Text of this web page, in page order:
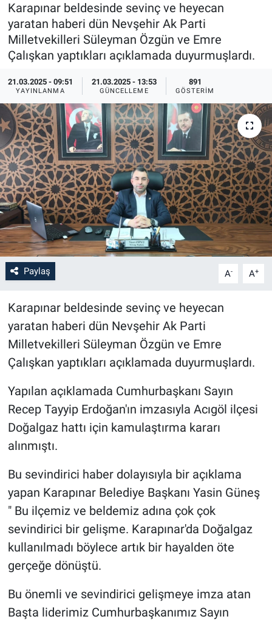
Karapınar beldesinde sevinç ve heyecan
yaratan haberi dün Nevşehir Ak Parti
Milletvekilleri Süleyman Özgün ve Emre
Çalışkan yaptıkları açıklamada duyurmuşlardı.
21.03.2025 - 09:51
YAYINLANMA
21.03.2025 - 13:53
GÜNCELLEME
891
GÖSTERIM
Paylaş A- A+
Karapınar beldesinde sevinç ve heyecan
yaratan haberi dün Nevşehir Ak Parti
Milletvekilleri Süleyman Özgün ve Emre
Çalışkan yaptıkları açıklamada duyurmuşlardı.
Yapılan açıklamada Cumhurbaşkanı Sayın
Recep Tayyip Erdoğan'ın imzasıyla Acıgöl ilçesi
Doğalgaz hattı için kamulaştırma kararı
alınmıştı.
Bu sevindirici haber dolayısıyla bir açıklama
yapan Karapınar Belediye Başkanı Yasin Güneş
" Bu ilçemiz ve beldemiz adına çok çok
sevindirici bir gelişme. Karapınar'da Doğalgaz
kullanılmadı böylece artık bir hayalden öte
gerçeğe dönüştü.
Bu önemli ve sevindirici gelişmeye imza atan
Başta liderimiz Cumhurbaşkanımız Sayın
Sağlık
Yerel
Genel
Asayiş
İlan - Duyuru- Mesaj
Türkiye Gündemi
Sizden Gelenler
Yaşam
Sağlık
Eğitim
Kültür
3.Sayfa
Medya
Bilim-Tek
Teknoloji
Röportaj
Kayseri
Niğde
Aksaray
Kırşehir
Yerel
Genel
Kültür - Sanat
İlan - Duyuru- Mesaj
Türkiye Gündemi
Sizden Gelenler